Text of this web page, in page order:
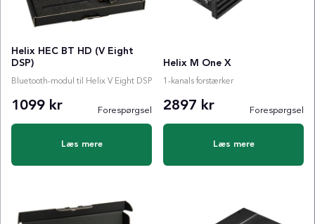
Helix HEC BT HD (V Eight
DSP)
Bluetooth-modul til Helix V Eight DSP
1099 kr Forespørgsel
Læs mere
Helix M One X
1-kanals forstærker
2897 kr Forespørgsel
Læs mere